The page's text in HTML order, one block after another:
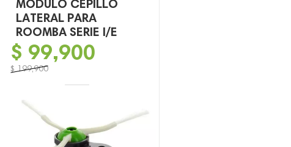
MODULO CEPILLO
LATERAL PARA
ROOMBA SERIE I/E
$199,900
original
$ 99,900
actual